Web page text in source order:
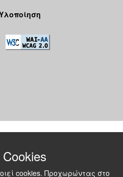
cookies. Προχωρώντας στο